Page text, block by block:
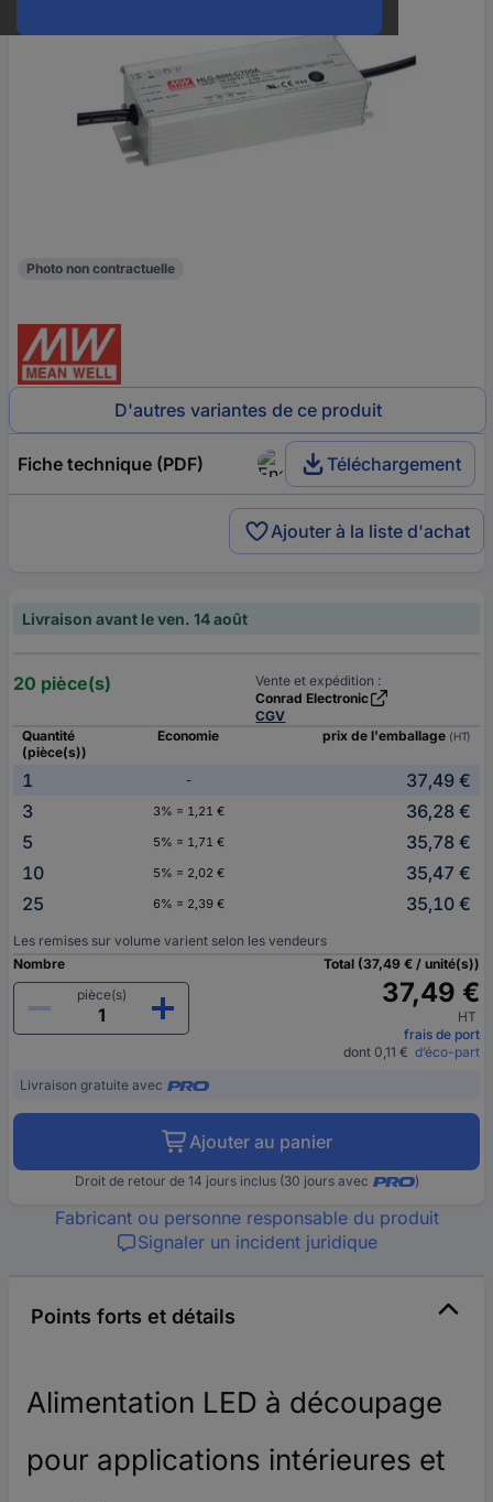
Photo non contractuelle
D'autres variantes de ce produit
Fiche technique (PDF) Téléchargement
Ajouter à la liste d'achat
Livraison avant le ven. 14 août
20 pièce(s)
Vente et expédition :
Conrad Electronic
CGV
Quantité
(pièce(s))
Economie prix de l'emballage (HT)
1 -
37,49 €
3
3% = 1,21 €
36,28 €
5
5% = 1,71 €
35,78 €
10
5% = 2,02 €
35,47 €
25
6% = 2,39 € 35,10 €
Les remises sur volume varient selon les vendeurs
Nombre
pièce(s)
Total (37,49 € / unité(s))
37,49 €
HT
frais de port
dont 0,11 € d’éco-part
Livraison gratuite avec
Ajouter au panier
Droit de retour de 14 jours inclus (30 jours avec )
Fabricant ou personne responsable du produit
Signaler un incident juridique
Points forts et détails
Alimentation LED à découpage
pour applications intérieures et